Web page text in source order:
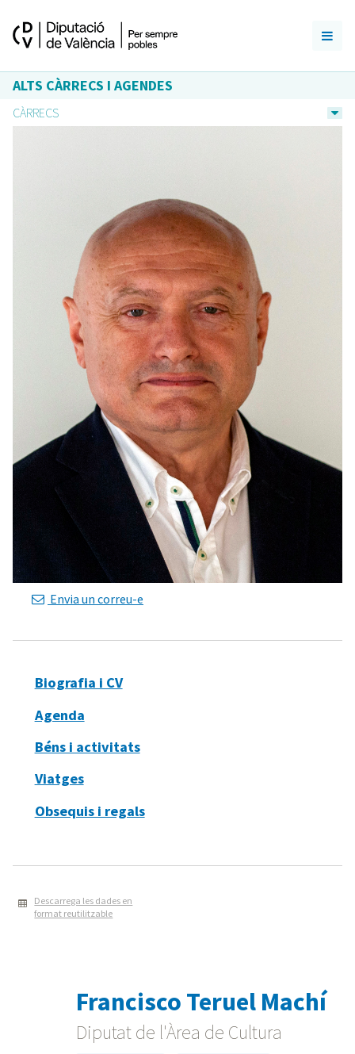
ALTS CÀRRECS I AGENDES
CÀRRECS
Envia un correu-e
Biografia i CV
Agenda
Béns i activitats
Viatges
Obsequis i regals
Descarrega les dades en
format reutilitzable
Francisco Teruel Machí
Diputat de l'Àrea de Cultura